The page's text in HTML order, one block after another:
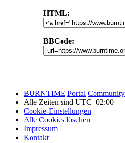
HTML:
BBCode:
BURNTIME Portal Community
Alle Zeiten sind UTC+02:00
Cookie-Einstellungen
Alle Cookies löschen
Impressum
Kontakt